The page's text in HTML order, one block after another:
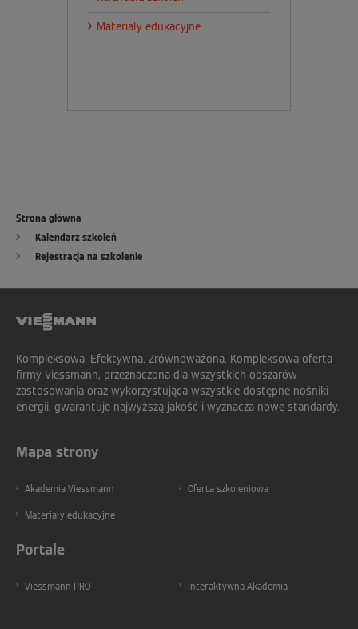
Materiały edukacyjne
Strona główna
Kalendarz szkoleń
Rejestracja na szkolenie
Kompleksowa. Efektywna. Zrównoważona. Kompleksowa oferta
firmy Viessmann, przeznaczona dla wszystkich obszarów
zastosowania oraz wykorzystująca wszystkie dostępne nośniki
energii, gwarantuje najwyższą jakość i wyznacza nowe standardy.
Mapa strony
Akademia Viessmann Oferta szkoleniowa
Materiały edukacyjne
Portale
Viessmann PRO Interaktywna Akademia